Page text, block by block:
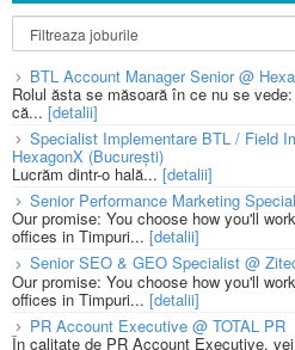
BTL Account Manager Senior @
Rolul ăsta se măsoară în ce nu se
că... [detalii]
Specialist Implementare BTL / Field
HexagonX (București)
Lucrăm dintr-o hală... [detalii]
Senior Performance Marketing
Our promise: You choose how you'll
offices in Timpuri... [detalii]
Senior SEO & GEO Specialist @
Our promise: You choose how you'll
offices in Timpuri... [detalii]
PR Account Executive @ TOTAL PR
În calitate de PR Account Executive,